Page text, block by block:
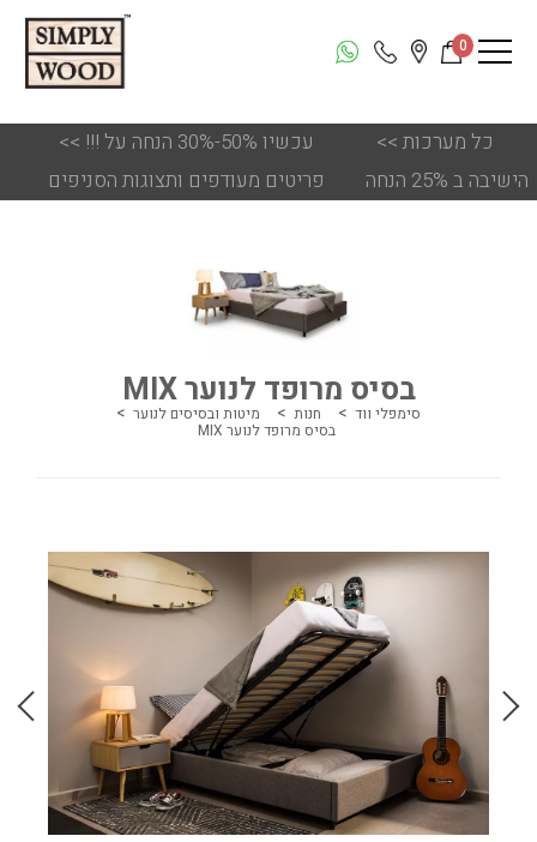
0
<< !!! עכשיו 50%-30% הנחה על
פריטים מעודפים ותצוגות הסניפים
<< כל מערכות
הישיבה ב 25% הנחה
בסיס מרופד לנוער MIX
סימפלי ווד חנות מיטות ובסיסים לנוער
בסיס מרופד לנוער MIX